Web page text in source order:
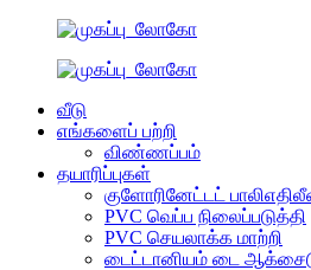
வீடு
எங்களைப் பற்றி
விண்ணப்பம்
தயாரிப்புகள்
குளோரினேட்டட்
PVC வெப்ப நிலைப்படுத்தி
PVC செயலாக்க மாற்றி
டைட்டானியம் டை